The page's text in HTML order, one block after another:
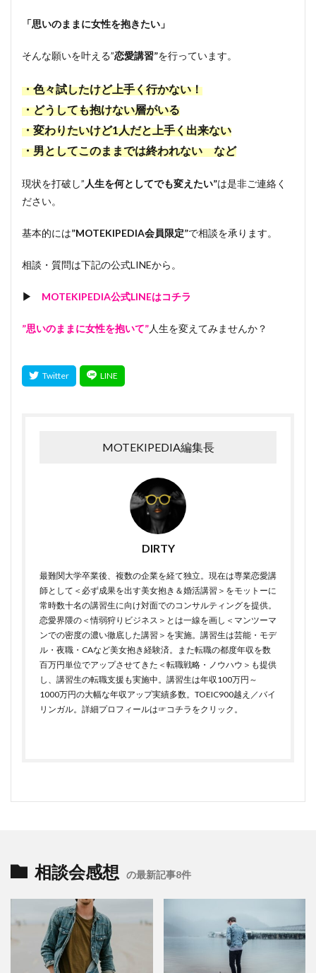
「思いのままに女性を抱きたい」
そんな願いを叶える”恋愛講習”を行っています。
・色々試したけど上手く行かない！
・どうしても抱けない層がいる
・変わりたいけど1人だと上手く出来ない
・男としてこのままでは終われない など
現状を打破し” 人生を何としてでも変えたい”は是非ご連絡く
ださい。
基本的には”MOTEKIPEDIA会員限定”で相談を承ります。
相談・質問は下記の公式LINEから。
▶ MOTEKIPEDIA公式LINEはコチラ
”思いのままに女性を抱いて”人生を変えてみませんか？
MOTEKIPEDIA編集長
DIRTY
最難関大学卒業後、複数の企業を経て独立。現在は専業恋愛講
師として＜必ず成果を出す美女抱き＆婚活講習＞をモットーに
常時数十名の講習生に向け対面でのコンサルティングを提供。
恋愛界隈の＜情弱狩りビジネス＞とは一線を画し＜マンツーマ
ンでの密度の濃い徹底した講習＞を実施。講習生は芸能・モデ
ル・夜職・CAなど美女抱き経験済。また転職の都度年収を数
百万円単位でアップさせてきた＜転職戦略・ノウハウ＞も提供
し、講習生の転職支援も実施中。講習生は年収100万円～
1000万円の大幅な年収アップ実績多数。TOEIC900越え／バイ
リンガル。詳細プロフィールは☞コチラをクリック 。
相談会感想 の最新記事8件